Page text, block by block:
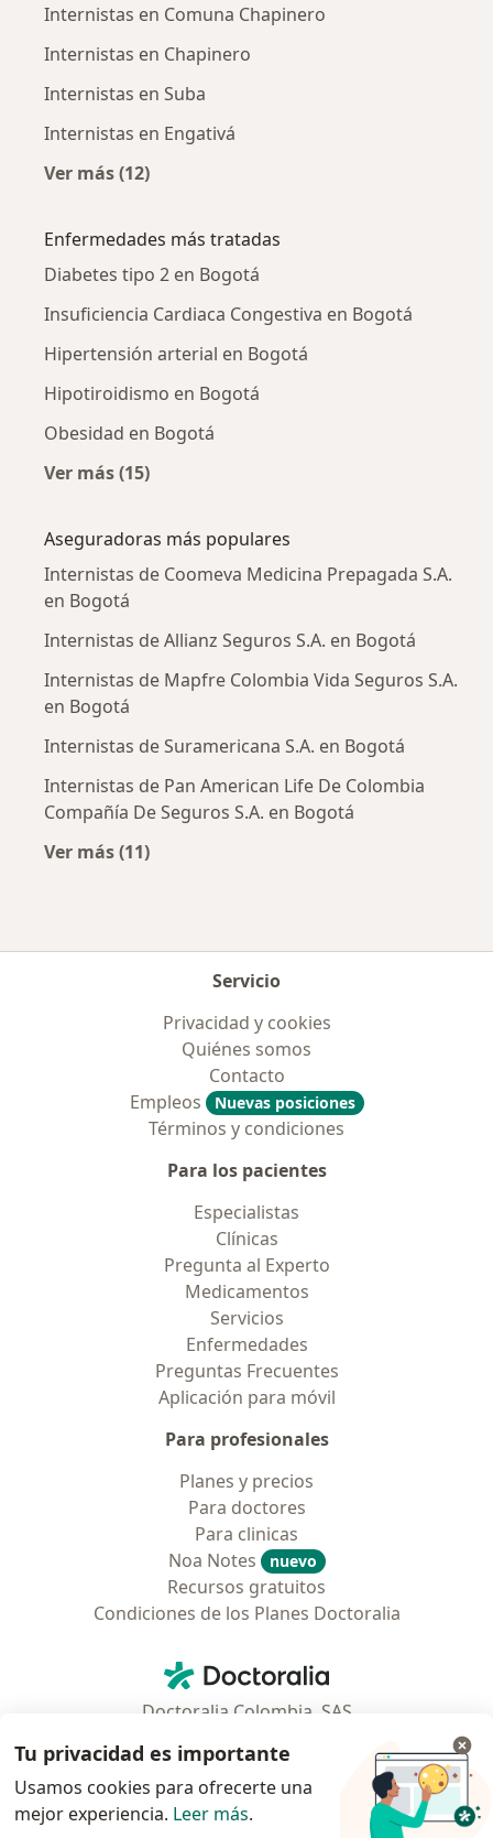
Internistas en Comuna Chapinero
Internistas en Chapinero
Internistas en Suba
Internistas en Engativá
Ver más (12)
Enfermedades más tratadas
Diabetes tipo 2 en Bogotá
Insuficiencia Cardiaca Congestiva en Bogotá
Hipertensión arterial en Bogotá
Hipotiroidismo en Bogotá
Obesidad en Bogotá
Ver más (15)
Aseguradoras más populares
Internistas de Coomeva Medicina Prepagada S.A.
en Bogotá
Internistas de Allianz Seguros S.A. en Bogotá
Internistas de Mapfre Colombia Vida Seguros S.A.
en Bogotá
Internistas de Suramericana S.A. en Bogotá
Internistas de Pan American Life De Colombia
Compañía De Seguros S.A. en Bogotá
Ver más (11)
Servicio
Privacidad y cookies
Quiénes somos
Contacto
Empleos
Nuevas posiciones
Términos y condiciones
Para los pacientes
Especialistas
Clínicas
Pregunta al Experto
Medicamentos
Servicios
Enfermedades
Preguntas Frecuentes
Aplicación para móvil
Para profesionales
Planes y precios
Para doctores
Para clinicas
Noa Notes
nuevo
Recursos gratuitos
Condiciones de los Planes Doctoralia
Doctoralia - Página de inicio
Doctoralia Colombia, SAS
Municipio: Bogotá D.C., Colombia
Tu privacidad es importante
Usamos cookies para ofrecerte una
mejor experiencia. Leer más.